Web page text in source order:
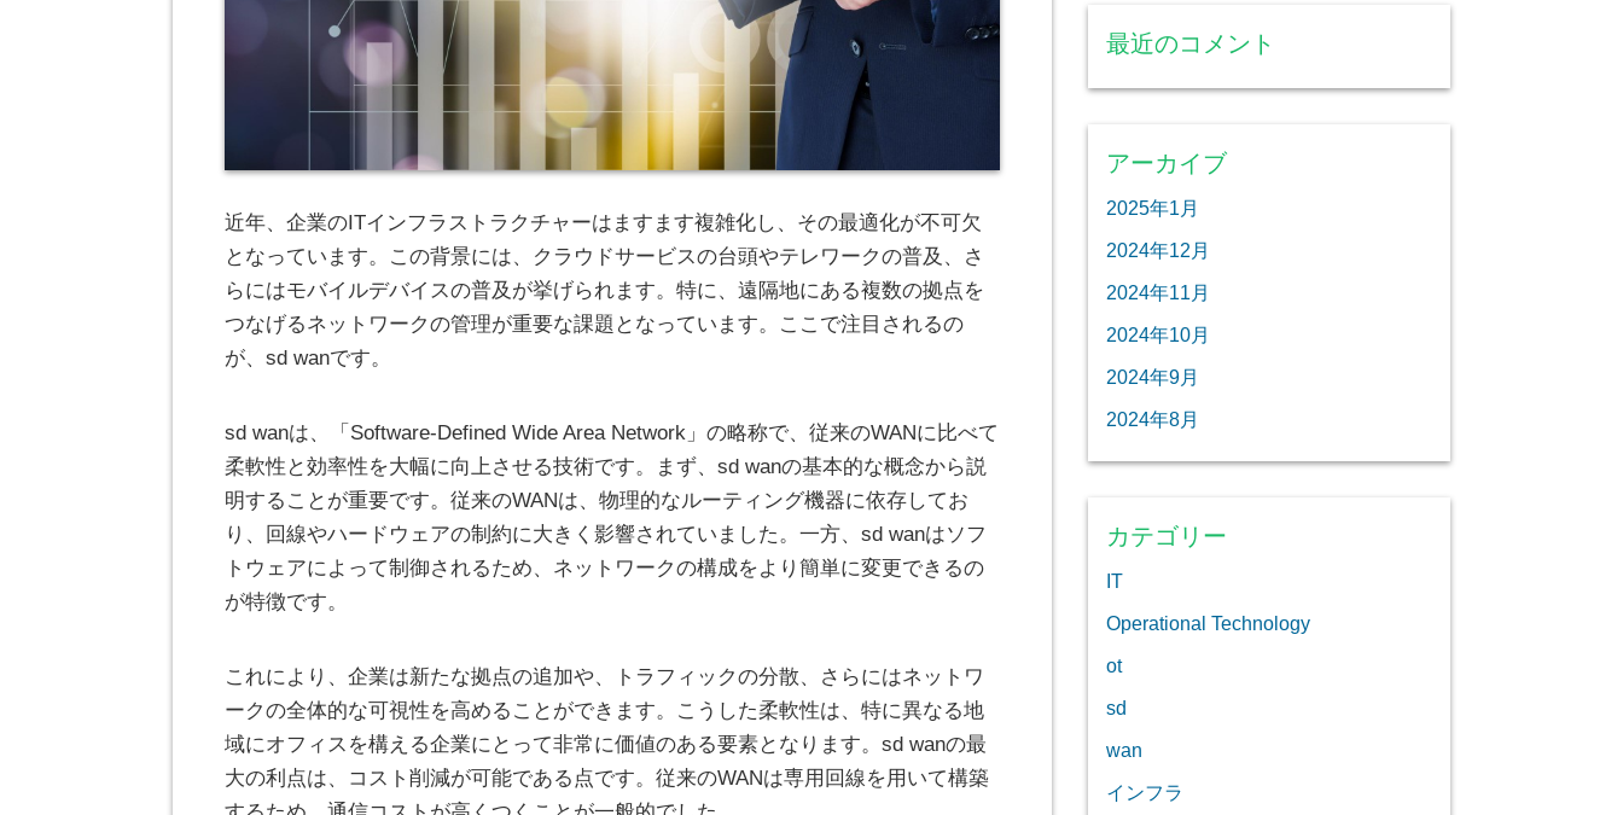
近年、企業のITインフラストラクチャーはますます複雑化し、その最適化が不可欠
となっています。
この背景には、クラウドサービスの台頭やテレワークの普及、さ
らにはモバイルデバイスの普及が挙げられます。特に、遠隔地にある複数の拠点を
つなげるネットワークの管理が重要な課題となっています。ここで注目されるの
が、sd wanです。
sd wanは、「Software-Defined Wide Area Network」の略称で、従来のWANに比べて
柔軟性と効率性を大幅に向上させる技術です。まず、sd wanの基本的な概念から説
明することが重要です。従来のWANは、物理的なルーティング機器に依存してお
り、回線やハードウェアの制約に大きく影響されていました。一方、sd wanはソフ
トウェアによって制御されるため、ネットワークの構成をより簡単に変更できるの
が特徴です。
これにより、企業は新たな拠点の追加や、トラフィックの分散、さらにはネットワ
ークの全体的な可視性を高めることができます。こうした柔軟性は、特に異なる地
域にオフィスを構える企業にとって非常に価値のある要素となります。sd wanの最
大の利点は、コスト削減が可能である点です。従来のWANは専用回線を用いて構築
最近のコメント
アーカイブ
2025年1月
2024年12月
2024年11月
2024年10月
2024年9月
2024年8月
カテゴリー
IT
Operational Technology
ot
sd
wan
インフラ